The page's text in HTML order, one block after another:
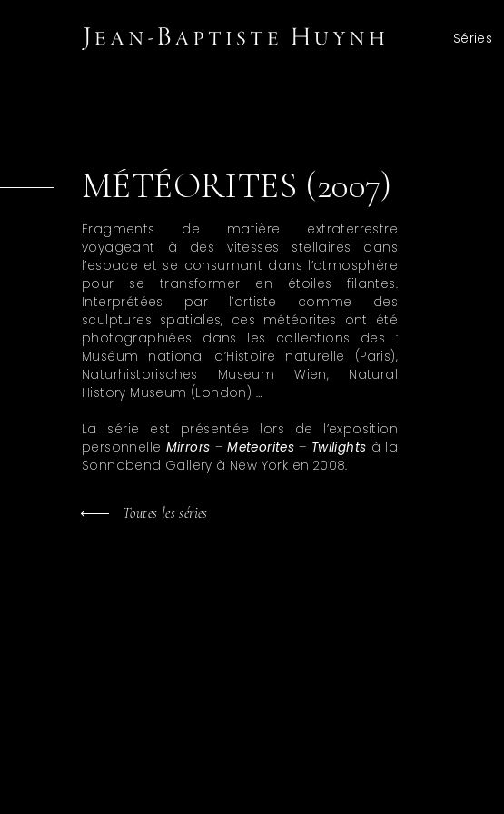
Séries
MÉTÉORITES (2007)
Fragments de matière extraterrestre
voyageant à des vitesses stellaires dans
l’espace et se consumant dans l’atmosphère
pour se transformer en étoiles filantes.
Interprétées par l’artiste comme des
sculptures spatiales, ces météorites ont été
photographiées dans les collections des :
Muséum national d’Histoire naturelle (Paris),
Naturhistorisches Museum Wien, Natural
History Museum (London) …
La série est présentée lors de l’exposition
personnelle Mirrors –Meteorites – Twilights à la
Sonnabend Gallery à New York en 2008.
Toutes les séries